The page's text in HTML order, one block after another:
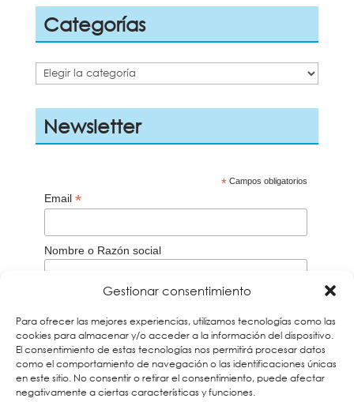
Gestionar consentimiento
Para ofrecer las mejores experiencias, utilizamos tecnologías como las
cookies para almacenar y/o acceder a la información del dispositivo.
El consentimiento de estas tecnologías nos permitirá procesar datos
como el comportamiento de navegación o las identificaciones únicas
en este sitio. No consentir o retirar el consentimiento, puede afectar
negativamente a ciertas características y funciones.
Categorías
Categorías
Newsletter
* Campos obligatorios
Email *
Nombre o Razón social
Acepto
Recuerda que debes verificar tu correo a través del
email que te enviaremos para darte de alta en
nuestros boletines. Si no lo encuentras búscalo en la
carpeta de Spam y añade nuestra dirección a tus